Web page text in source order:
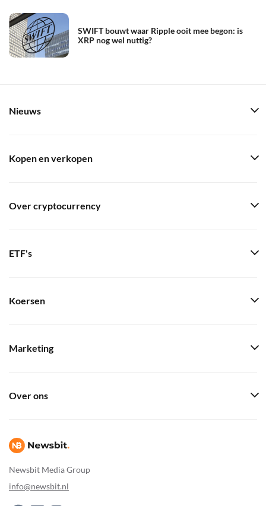
SWIFT bouwt waar Ripple ooit mee begon: is
XRP nog wel nuttig?
Newsbit Media Group
info@newsbit.nl
Nieuws
Kopen en verkopen
Over cryptocurrency
ETF's
Koersen
Marketing
Over ons